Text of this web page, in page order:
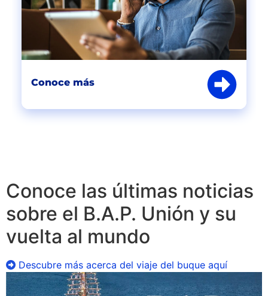
Conoce más
Conoce las últimas noticias
sobre el B.A.P. Unión y su
vuelta al mundo
Descubre más acerca del viaje del buque aquí